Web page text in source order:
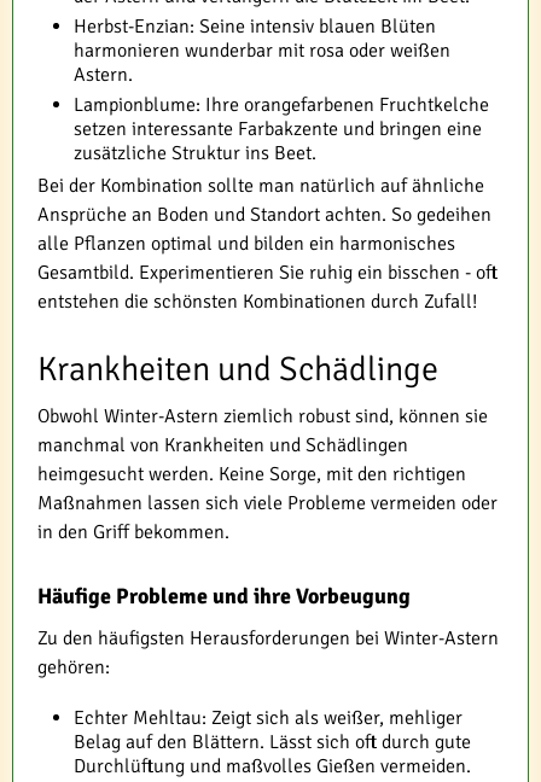
Herbst-Enzian: Seine intensiv blauen Blüten
harmonieren wunderbar mit rosa oder weißen
Astern.
Lampionblume: Ihre orangefarbenen Fruchtkelche
setzen interessante Farbakzente und bringen eine
zusätzliche Struktur ins Beet.
Bei der Kombination sollte man natürlich auf ähnliche
Ansprüche an Boden und Standort achten. So gedeihen
alle Pflanzen optimal und bilden ein harmonisches
Gesamtbild. Experimentieren Sie ruhig ein bisschen - oft
entstehen die schönsten Kombinationen durch Zufall!
Krankheiten und Schädlinge
Obwohl Winter-Astern ziemlich robust sind, können sie
manchmal von Krankheiten und Schädlingen
heimgesucht werden. Keine Sorge, mit den richtigen
Maßnahmen lassen sich viele Probleme vermeiden oder
in den Griff bekommen.
Häufige Probleme und ihre Vorbeugung
Zu den häufigsten Herausforderungen bei Winter-Astern
gehören:
Echter Mehltau: Zeigt sich als weißer, mehliger
Belag auf den Blättern. Lässt sich oft durch gute
Durchlüftung und maßvolles Gießen vermeiden.